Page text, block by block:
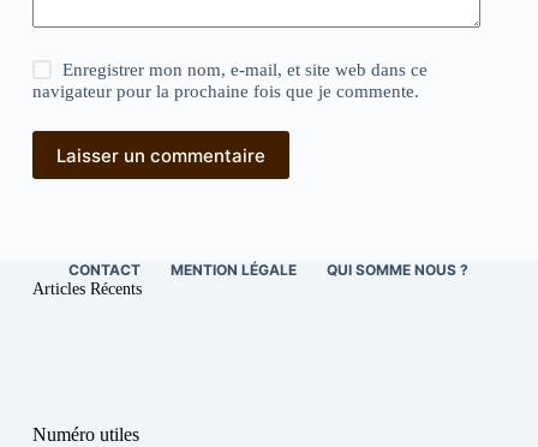
Enregistrer mon nom, e-mail, et site web dans ce
navigateur pour la prochaine fois que je commente.
Laisser un commentaire
CONTACT MENTION LÉGALE QUI SOMME NOUS ?
Articles Récents
Numéro utiles